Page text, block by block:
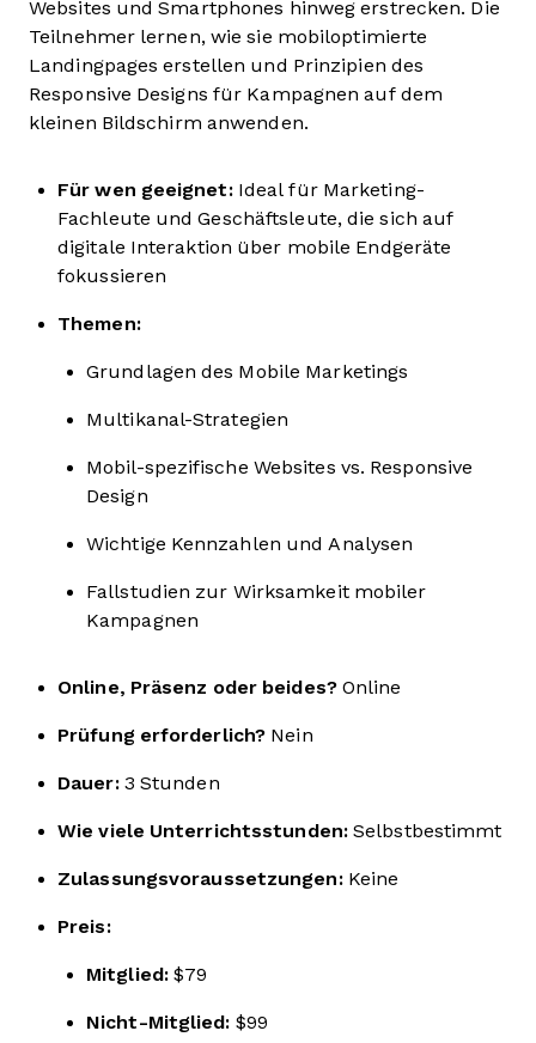
Websites und Smartphones hinweg erstrecken. Die
Teilnehmer lernen, wie sie mobiloptimierte
Landingpages erstellen und Prinzipien des
Responsive Designs für Kampagnen auf dem
kleinen Bildschirm anwenden.
Für wen geeignet:Ideal für Marketing-
Fachleute und Geschäftsleute, die sich auf
digitale Interaktion über mobile Endgeräte
fokussieren
Themen:
Grundlagen des Mobile Marketings
Multikanal-Strategien
Mobil-spezifische Websites vs. Responsive
Design
Wichtige Kennzahlen und Analysen
Fallstudien zur Wirksamkeit mobiler
Kampagnen
Online, Präsenz oder beides?Online
Prüfung erforderlich? Nein
Dauer:3 Stunden
Wie viele Unterrichtsstunden:Selbstbestimmt
Zulassungsvoraussetzungen:Keine
Preis:
Mitglied: $79
Nicht-Mitglied: $99